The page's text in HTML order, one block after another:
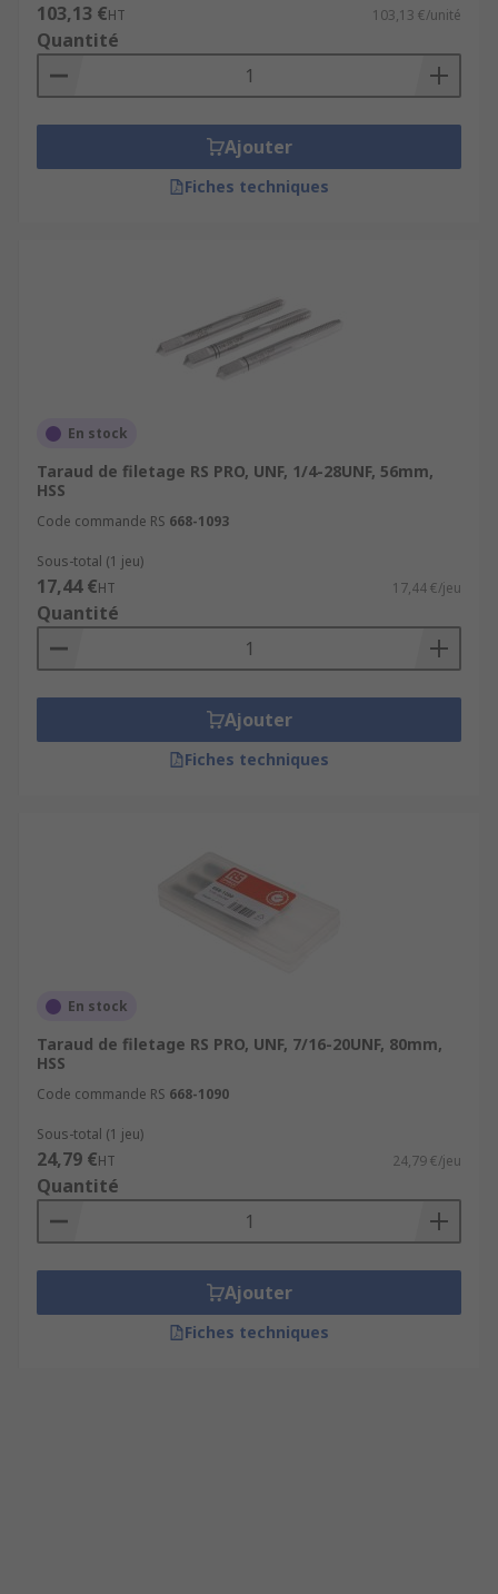
103,13 €HT 103,13 €/unité
Quantité
Ajouter
Fiches techniques
En stock
Taraud de filetage RS PRO, UNF, 1/4-28UNF, 56mm,
HSS
Code commande RS 668-1093
Sous-total (1 jeu)
17,44 €HT 17,44 €/jeu
Quantité
Ajouter
Fiches techniques
En stock
Taraud de filetage RS PRO, UNF, 7/16-20UNF, 80mm,
HSS
Code commande RS 668-1090
Sous-total (1 jeu)
24,79 €HT 24,79 €/jeu
Quantité
Ajouter
Fiches techniques